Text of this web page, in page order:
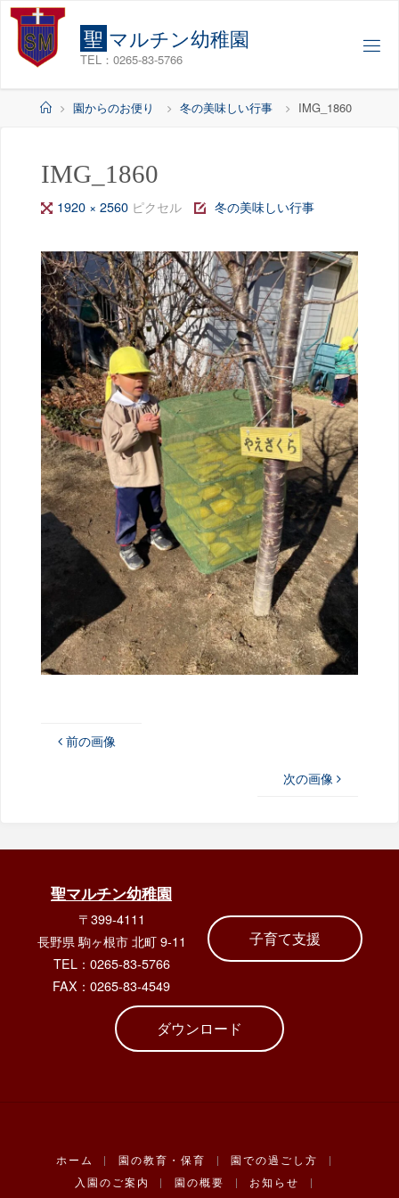
コ
聖 マルチン幼稚園
TEL：0265-83-5766
ホ
園からのお便り 冬の美味しい行事 IMG_1860
IMG_1860
フ
サ
イ
ズ
1920 × 2560 ピクセル 冬の美味しい行事
前の画像
次の画像
聖マルチン幼稚園
〒399-4111
長野県 駒ヶ根市 北町 9-11
TEL：0265-83-5766
FAX：0265-83-4549
子育て支援
ダウンロード
ホーム | 園の教育・保育 | 園での過ごし方
|
入園のご案内
| 園の概要 | お知らせ
|